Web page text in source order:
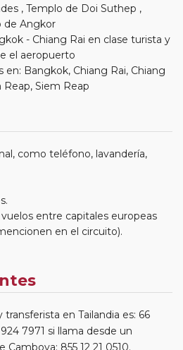
, Templo de Doi Suthep ,
de Angkor
- Chiang Rai en clase turista y
el aeropuerto
en: Bangkok, Chiang Rai, Chiang
Reap, Siem Reap
como teléfono, lavandería,
entre capitales europeas
en el circuito).
en Tailandia es: 66
7971 si llama desde un
855 12 21 0510.